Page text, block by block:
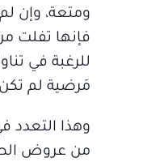
ومتعة، وإن
فإنها تفلت
للرغبة في
مَرضية لم
وهذا التعدد
من عروض